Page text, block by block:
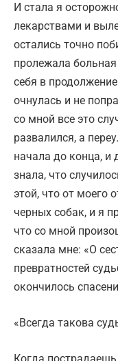
И стала я
лекарствами и
остались точно
пролежала
себя в
очнулась и не
со мной все это
развалился, а
начала до конца, и
знала, что
этой, что от моего
черных собак, и я
что со мной
сказала мне: «О
превратностей
окончилось
«Всегда такова